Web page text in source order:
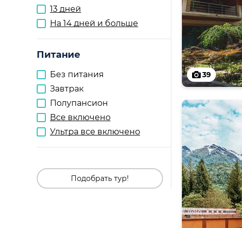
13 дней
На 14 дней и больше
Питание
Без питания
Завтрак
Полупансион
Все включено
Ультра все включено
Подобрать тур!
39